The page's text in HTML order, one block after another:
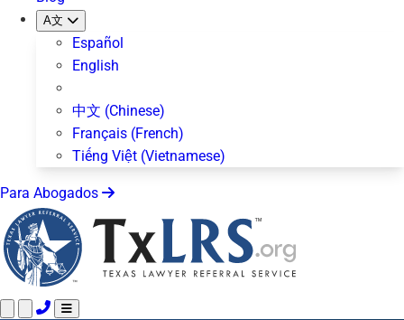
A文
Español
English
中文 (Chinese)
Français (French)
Tiếng Việt (Vietnamese)
Para Abogados